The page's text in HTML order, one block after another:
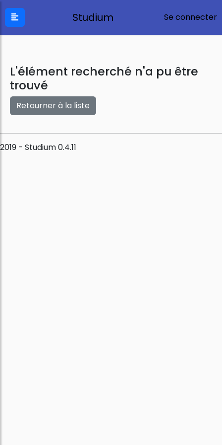
Studium Se connecter
L'élément recherché n'a pu être
trouvé
Retourner à la liste
2019 - Studium 0.4.11